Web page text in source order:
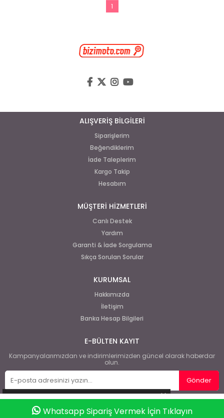
1
ALIŞVERİŞ BİLGİLERİ
Siparişlerim
Beğendiklerim
İade Taleplerim
Kargo Takip
Hesabım
MÜŞTERİ HİZMETLERİ
Canlı Destek
Yardım
Garanti & İade Sorgulama
Sıkça Sorulan Sorular
KURUMSAL
Hakkımızda
İletişim
Banka Hesap Bilgileri
E-BÜLTEN KAYIT
Kampanyalarımızdan ve indirimlerimizden güncel olarak haberdar
olun.
Gönder
Whatsapp Sipariş Vermek İçin Tıklayın
Anasayfa Favorilerim Sepetim Üye Girişi